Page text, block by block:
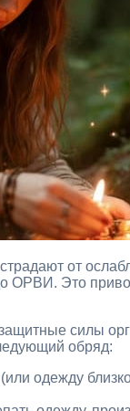
от
ОРВИ. Это
силы
обряд:
одежду